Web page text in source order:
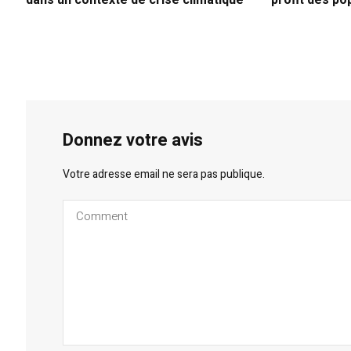
Donnez votre avis
Votre adresse email ne sera pas publique.